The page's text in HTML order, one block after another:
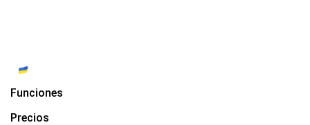
Funciones
Precios